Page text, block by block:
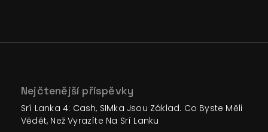
Nejčtenější příspěvky
Srí Lanka 4: Cash, SIMka Jsou Základ. Co Byste Měli
Vědět, Než Vyrazíte Na Srí Lanku